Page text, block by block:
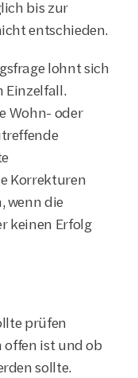
bis zur
entschieden.
lohnt sich
Einzelfall.
Wohn- oder
Korrekturen
wenn die
keinen Erfolg
prüfen
offen ist und ob
sollte.